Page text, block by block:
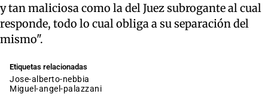
y tan maliciosa como la del Juez subrogante al cual
responde, todo lo cual obliga a su separación del
mismo".
Etiquetas relacionadas
jose-alberto-nebbia
miguel-angel-palazzani